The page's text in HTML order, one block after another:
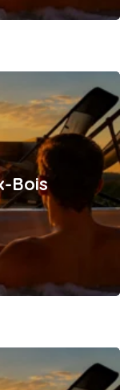
Bois